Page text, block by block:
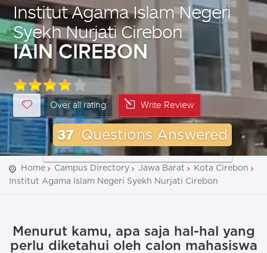
Institut Agama Islam Negeri
Syekh Nurjati Cirebon
IAIN CIREBON
Over all rating Write Review
37 Questions Answered
Home Campus Directory Jawa Barat
Kota Cirebon
Institut Agama Islam Negeri Syekh Nurjati Cirebon
Menurut kamu, apa saja hal-hal yang
perlu diketahui oleh calon mahasiswa